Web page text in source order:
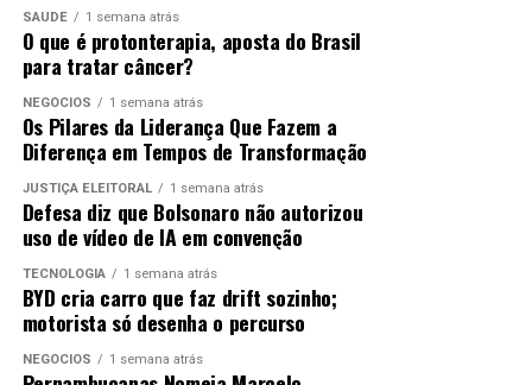
SAÚDE 1 semana atrás
O que é protonterapia, aposta do Brasil
para tratar câncer?
NEGÓCIOS 1 semana atrás
Os Pilares da Liderança Que Fazem a
Diferença em Tempos de Transformação
JUSTIÇA ELEITORAL 1 semana atrás
Defesa diz que Bolsonaro não autorizou
uso de vídeo de IA em convenção
TECNOLOGIA 1 semana atrás
BYD cria carro que faz drift sozinho;
motorista só desenha o percurso
NEGÓCIOS 1 semana atrás